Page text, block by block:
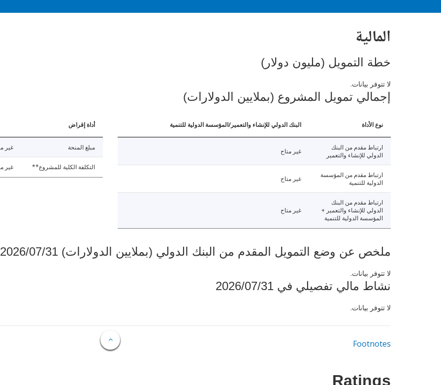
المالية
خطة التمويل (مليون دولار)
لا تتوفر بيانات.
إجمالي تمويل المشروع (بملايين الدولارات)
نوع الأداة البنك الدولي للإنشاء والتعمير/المؤسسة الدولية للتنمية
ارتباط مقدم من البنك
الدولي للإنشاء والتعمير
غير متاح
ارتباط مقدم من المؤسسة
الدولية للتنمية
غير متاح
ارتباط مقدم من البنك
الدولي للإنشاء والتعمير +
المؤسسة الدولية للتنمية
غير متاح
أداة إقراض
مبلغ المنحة غير
التكلفة الكلية للمشروع** غير
ملخص عن وضع التمويل المقدم من البنك الدولي (بملايين الدولارات) 2026/07/31
لا تتوفر بيانات.
نشاط مالي تفصيلي في 2026/07/31
لا تتوفر بيانات.
Footnotes